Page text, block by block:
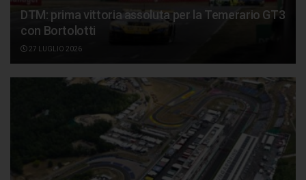
DTM: prima vittoria assoluta per la Temerario GT3
con Bortolotti
27 LUGLIO 2026